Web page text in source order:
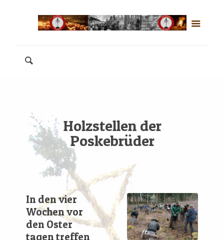
Holzstellen der
Poskebrüder
In den vier
Wochen vor
den Oster
tagen treffen